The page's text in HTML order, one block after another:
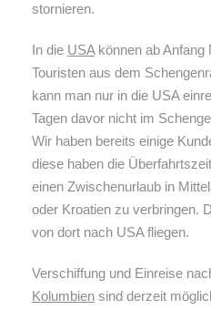
stornieren.
In die USAkönnen ab Anfang
Touristen aus dem
kann man nur in die USA
Tagen davor nicht im
Wir haben bereits einige
diese haben die
einen Zwischenurlaub in
oder Kroatien zu verbringen.
von dort nach USA fliegen.
Verschiffung und Einreise
Kolumbien sind derzeit